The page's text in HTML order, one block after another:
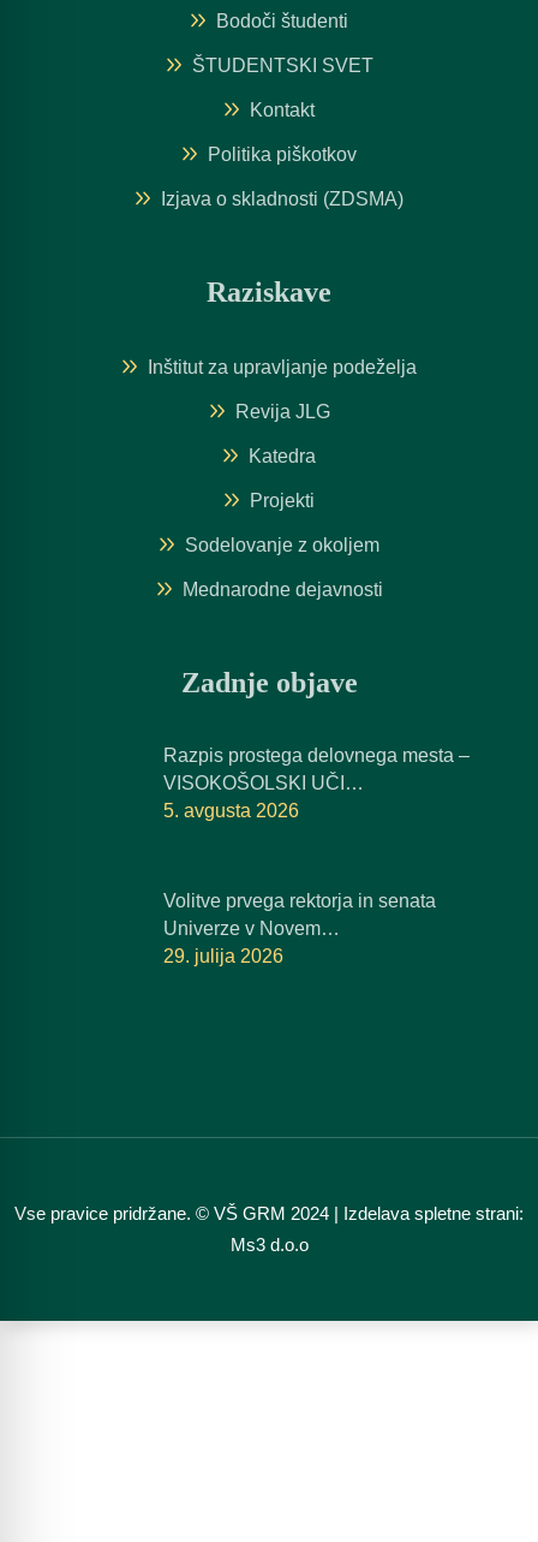
Bodoči študenti
ŠTUDENTSKI SVET
Kontakt
Politika piškotkov
Izjava o skladnosti (ZDSMA)
Raziskave
Inštitut za upravljanje podeželja
Revija JLG
Katedra
Projekti
Sodelovanje z okoljem
Mednarodne dejavnosti
Zadnje objave
Razpis prostega delovnega mesta –
VISOKOŠOLSKI UČI…
5. avgusta 2026
Volitve prvega rektorja in senata
Univerze v Novem…
29. julija 2026
Vse pravice pridržane. © VŠ GRM 2024 | Izdelava spletne strani:
Ms3 d.o.o